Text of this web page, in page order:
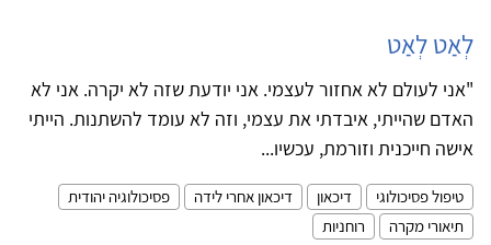
לְאַט לְאַט
"אני לעולם לא אחזור לעצמי. אני יודעת שזה לא יקרה. אני לא
האדם שהייתי, איבדתי את עצמי, וזה לא עומד להשתנות. הייתי
אישה חייכנית וזורמת, עכשיו...
טיפול פסיכולוגי דיכאון דיכאון אחרי לידה
פסיכולוגיה יהודית
תיאורי מקרה
רוחניות